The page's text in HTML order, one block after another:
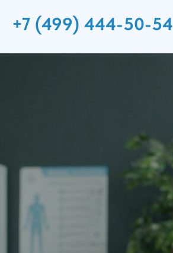
+7 (499) 444-50-54